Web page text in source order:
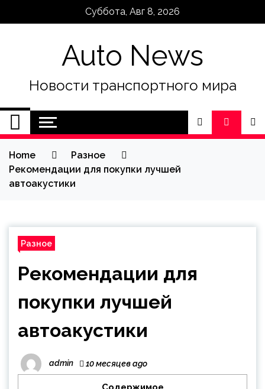
Суббота, Авг 8, 2026
Auto News
Новости транспортного мира
Home
Разное
Рекомендации для покупки лучшей
автоакустики
Разное
Рекомендации для
покупки лучшей
автоакустики
admin 10 месяцев ago